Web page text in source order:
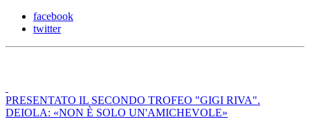
facebook
twitter
PRESENTATO IL SECONDO TROFEO "GIGI RIVA".
DEIOLA: «NON È SOLO UN'AMICHEVOLE»